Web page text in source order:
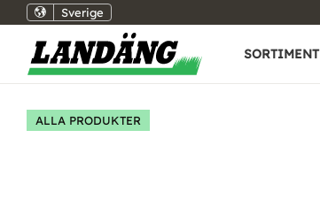
Sverige
SORTIMENT
ALLA PRODUKTER